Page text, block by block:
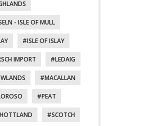
- ISLE OF MULL
ISLE OF ISLAY
IMPORT LEDAIG
MACALLAN
PEAT
SCOTCH